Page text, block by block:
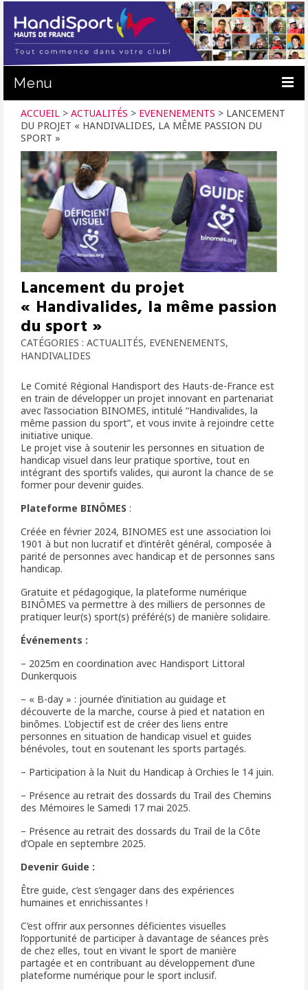
Menu
ACTUALITÉS
C.R. HANDISPORT
PRATIQUER
PRÊT DE MATÉRIEL
FORMATION
NOUS SOUTENIR
CALENDRIER
ACCUEIL > ACTUALITÉS > EVENENEMENTS > LANCEMENT
DU PROJET « HANDIVALIDES, LA MÊME PASSION DU
SPORT »
Lancement du projet
« Handivalides, la même passion
du sport »
CATÉGORIES : ACTUALITÉS, EVENENEMENTS,
HANDIVALIDES
Le Comité Régional Handisport des Hauts-de-France est
en train de développer un projet innovant en partenariat
avec l’association BINOMES, intitulé “Handivalides, la
même passion du sport”, et vous invite à rejoindre cette
initiative unique.
Le projet vise à soutenir les personnes en situation de
handicap visuel dans leur pratique sportive, tout en
intégrant des sportifs valides, qui auront la chance de se
former pour devenir guides.
Plateforme BINÔMES :
Créée en février 2024, BINOMES est une association loi
1901 à but non lucratif et d’intérêt général, composée à
parité de personnes avec handicap et de personnes sans
handicap.
Gratuite et pédagogique, la plateforme numérique
BINÔMES va permettre à des milliers de personnes de
pratiquer leur(s) sport(s) préféré(s) de manière solidaire.
Événements :
– 2025m en coordination avec Handisport Littoral
Dunkerquois
– « B-day » : journée d’initiation au guidage et
découverte de la marche, course à pied et natation en
binômes. L’objectif est de créer des liens entre
personnes en situation de handicap visuel et guides
bénévoles, tout en soutenant les sports partagés.
– Participation à la Nuit du Handicap à Orchies le 14 juin.
– Présence au retrait des dossards du Trail des Chemins
des Mémoires le Samedi 17 mai 2025.
– Présence au retrait des dossards du Trail de la Côte
d’Opale en septembre 2025.
Devenir Guide :
Être guide, c’est s’engager dans des expériences
humaines et enrichissantes !
C’est offrir aux personnes déficientes visuelles
l’opportunité de participer à davantage de séances près
de chez elles, tout en vivant le sport de manière
partagée et en contribuant au développement d’une
plateforme numérique pour le sport inclusif.